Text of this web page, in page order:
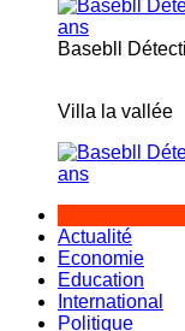
Basebll
Villa la vallée
Actualité
Economie
Education
International
Politique